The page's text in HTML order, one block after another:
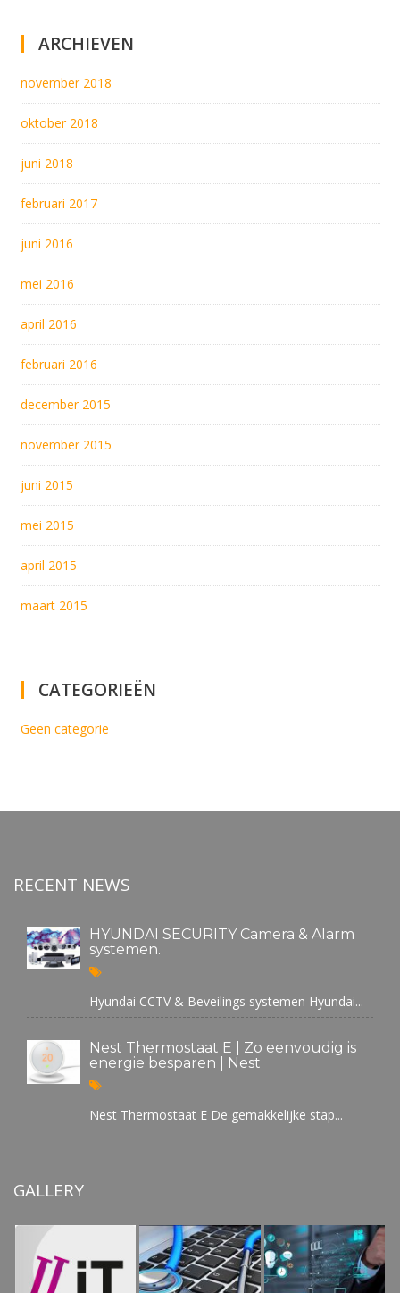
ARCHIEVEN
november 2018
oktober 2018
juni 2018
februari 2017
juni 2016
mei 2016
april 2016
februari 2016
december 2015
november 2015
juni 2015
mei 2015
april 2015
maart 2015
CATEGORIEËN
Geen categorie
RECENT NEWS
HYUNDAI SECURITY Camera & Alarm
systemen.
Hyundai CCTV & Beveilings systemen Hyundai...
Nest Thermostaat E | Zo eenvoudig is
energie besparen | Nest
Nest Thermostaat E De gemakkelijke stap...
GALLERY